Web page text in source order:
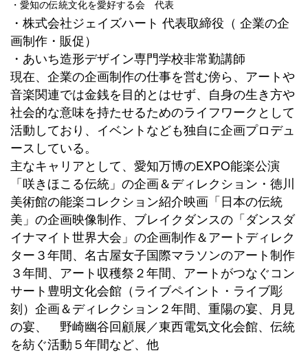
・愛知の伝統文化を愛好する会 代表
・株式会社ジェイズハート 代表取締役（ 企業の企
画制作・販促）
・あいち造形デザイン専門学校非常勤講師
現在、企業の企画制作の仕事を営む傍ら、アートや
音楽関連では金銭を目的とはせず、自身の生き方や
社会的な意味を持たせるためのライフワークとして
活動しており、イベントなども独自に企画プロデュ
ースしている。
主なキャリアとして、愛知万博のEXPO能楽公演
「咲きほこる伝統」の企画＆ディレクション・徳川
美術館の能楽コレクション紹介映画「日本の伝統
美」の企画映像制作、ブレイクダンスの「ダンスダ
イナマイト世界大会」の企画制作＆アートディレク
ター３年間、名古屋女子国際マラソンのアート制作
３年間、アート収穫祭２年間、アートがつなぐコン
サート豊明文化会館（ライブペイント・ライブ彫
刻）企画＆ディレクション２年間、重陽の宴、月見
の宴、 野崎幽谷回顧展／東西電気文化会館、伝統
を紡ぐ活動５年間など、他